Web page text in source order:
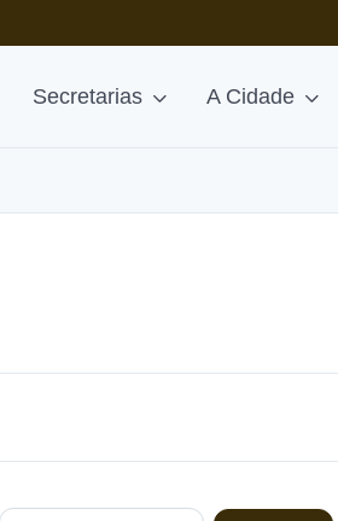
Secretarias A Cidade